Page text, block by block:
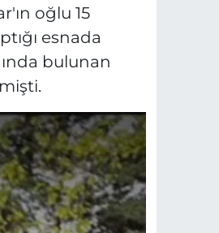
oğlu 15
esnada
bulunan